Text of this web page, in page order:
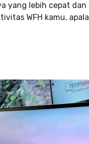
yang lebih cepat
WFH kamu,